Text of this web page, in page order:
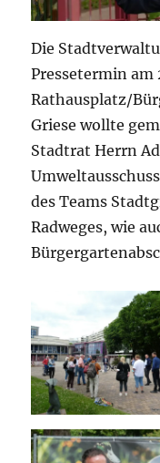
Die
Pressetermin am
Rathausplatz/
Griese wollte
Stadtrat Herrn
des Teams
Radweges, wie